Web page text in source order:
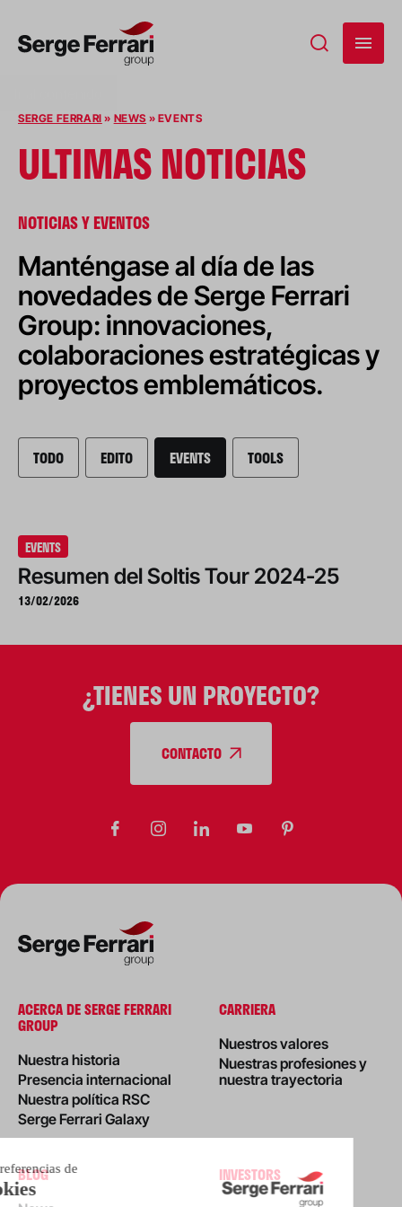
SERGE FERRARI » NEWS » EVENTS
ÚLTIMAS NOTICIAS
NOTICIAS Y EVENTOS
Manténgase al día de las
novedades de Serge Ferrari
Group: innovaciones,
colaboraciones estratégicas y
proyectos emblemáticos.
TODO EDITO EVENTS TOOLS
EVENTS
Resumen del Soltis Tour 2024-25
13/02/2026
¿TIENES UN PROYECTO?
CONTACTO
ACERCA DE SERGE FERRARI
GROUP
Nuestra historia
Presencia internacional
Nuestra política RSC
Serge Ferrari Galaxy
CARRIERA
Nuestros valores
Nuestras profesiones y
nuestra trayectoria
BLOG INVESTORS